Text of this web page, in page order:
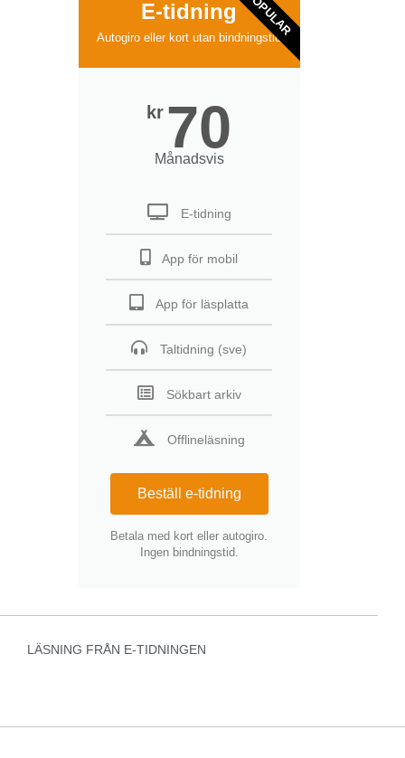
E-tidning
Autogiro eller kort utan bindningstid
kr 70
Månadsvis
E-tidning
App för mobil
App för läsplatta
Taltidning (sve)
Sökbart arkiv
Offlineläsning
Beställ e-tidning
Betala med kort eller autogiro.
Ingen bindningstid.
POPULAR
LÄSNING FRÅN E-TIDNINGEN